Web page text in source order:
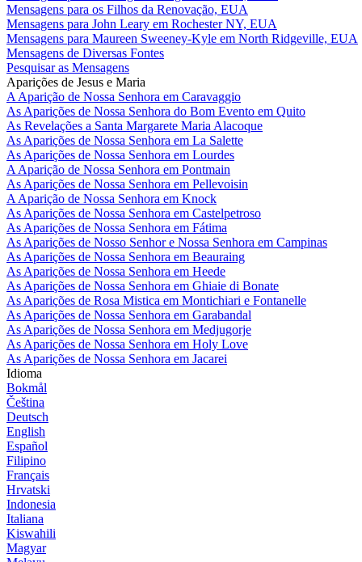
Mensagens para os Filhos da Renovação, EUA
Mensagens para John Leary em Rochester NY, EUA
Mensagens para Maureen Sweeney-Kyle em North Ridgeville, EUA
Mensagens de Diversas Fontes
Pesquisar as Mensagens
Aparições de Jesus e Maria
A Aparição de Nossa Senhora em Caravaggio
As Aparições de Nossa Senhora do Bom Evento em Quito
As Revelações a Santa Margarete Maria Alacoque
As Aparições de Nossa Senhora em La Salette
As Aparições de Nossa Senhora em Lourdes
A Aparição de Nossa Senhora em Pontmain
As Aparições de Nossa Senhora em Pellevoisin
A Aparição de Nossa Senhora em Knock
As Aparições de Nossa Senhora em Castelpetroso
As Aparições de Nossa Senhora em Fátima
As Aparições de Nosso Senhor e Nossa Senhora em Campinas
As Aparições de Nossa Senhora em Beauraing
As Aparições de Nossa Senhora em Heede
As Aparições de Nossa Senhora em Ghiaie di Bonate
As Aparições de Rosa Mistica em Montichiari e Fontanelle
As Aparições de Nossa Senhora em Garabandal
As Aparições de Nossa Senhora em Medjugorje
As Aparições de Nossa Senhora em Holy Love
As Aparições de Nossa Senhora em Jacarei
Idioma
Bokmål
Čeština
Deutsch
English
Español
Filipino
Français
Hrvatski
Indonesia
Italiana
Kiswahili
Magyar